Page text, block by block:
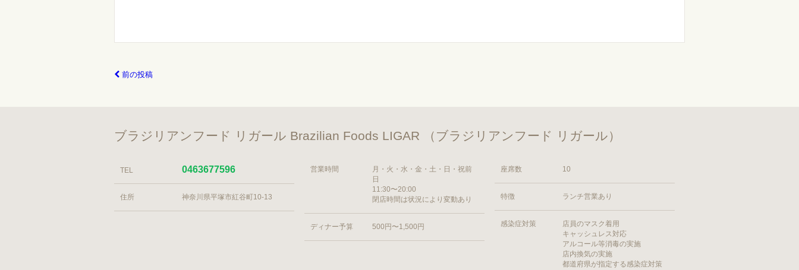
前の投稿
ブラジリアンフード リガール Brazilian Foods LIGAR （ブラジリアンフード リガール）
TEL 0463677596
住所 神奈川県平塚市紅谷町10-13
営業時間
月・火・水・金・土・日・祝前
日
11:30〜20:00
閉店時間は状況により変動あり
ディナー予算 500円〜1,500円
座席数 10
特徴 ランチ営業あり
感染症対策
店員のマスク着用
キャッシュレス対応
アルコール等消毒の実施
店内換気の実施
都道府県が指定する感染症対策